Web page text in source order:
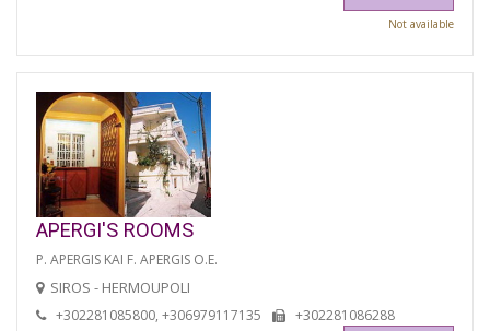
Not available
APERGI'S ROOMS
P. APERGIS KAI F. APERGIS O.E.
SIROS - HERMOUPOLI
+302281085800, +306979117135 +302281086288